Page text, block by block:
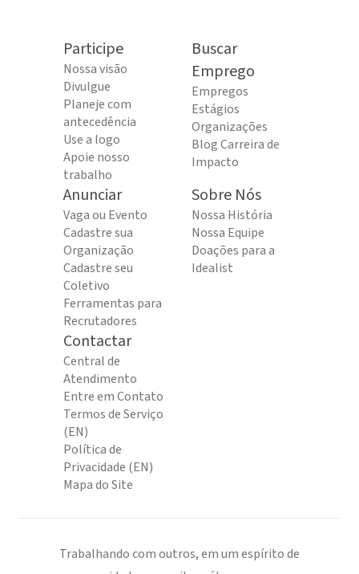
Participe
Nossa visão
Divulgue
Planeje com
antecedência
Use a logo
Apoie nosso
trabalho
Buscar
Emprego
Empregos
Estágios
Organizações
Blog Carreira de
Impacto
Anunciar
Vaga ou Evento
Cadastre sua
Organização
Cadastre seu
Coletivo
Ferramentas para
Recrutadores
Sobre Nós
Nossa História
Nossa Equipe
Doações para a
Idealist
Contactar
Central de
Atendimento
Entre em Contato
Termos de Serviço
(EN)
Política de
Privacidade (EN)
Mapa do Site
Trabalhando com outros, em um espírito de